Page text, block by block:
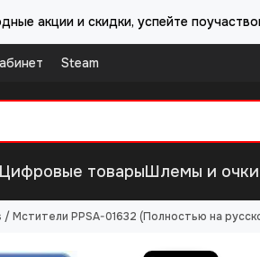
акции и скидки, успейте
Steam
Цифровые товарыШлемы и очки
/ Мстители PPSA-01632 (Полностью на